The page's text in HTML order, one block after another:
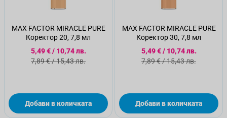
MAX FACTOR MIRACLE PURE
Коректор 20, 7,8 мл
Специална цена
5,49 €/ 10,74 лв.
Стандартна цена
7,89 €/15,43 лв.
Добави в количката
MAX FACTOR MIRACLE PURE
Коректор 30, 7,8 мл
Специална цена
5,49 €/ 10,74 лв.
Стандартна цена
7,89 €/15,43 лв.
Добави в количката